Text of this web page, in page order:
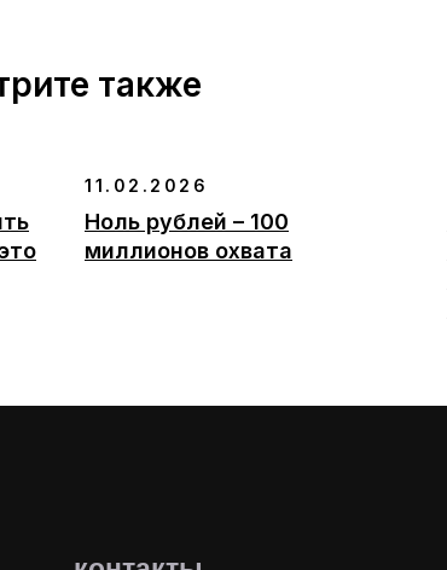
также
11.02.2026
Ноль рублей – 100
миллионов охвата